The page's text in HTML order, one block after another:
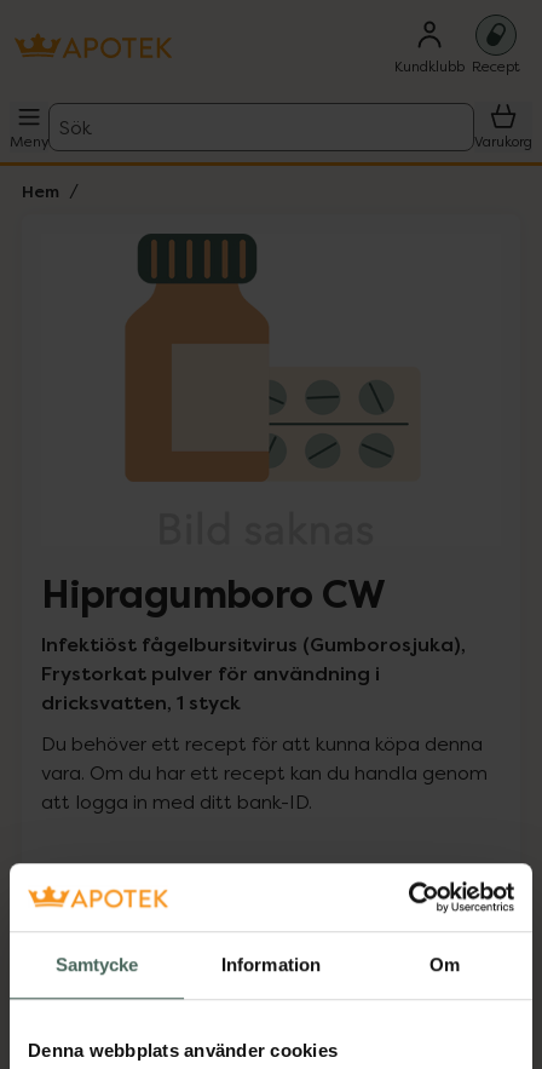
Samtycke Information Om
Denna webbplats använder cookies
Kundklubb Recept
Meny
Sök
Varukorg
Hem
Lista: . Innehåller 1 objekt.
Hipragumboro CW
Infektiöst fågelbursitvirus (Gumborosjuka),
Frystorkat pulver för användning i
dricksvatten, 1 styck
Du behöver ett recept för att kunna köpa denna
vara. Om du har ett recept kan du handla genom
att logga in med ditt bank-ID.
Pris med recept
Högkostnadsskyddet gäller inte
0 kr
Köp via ditt recept